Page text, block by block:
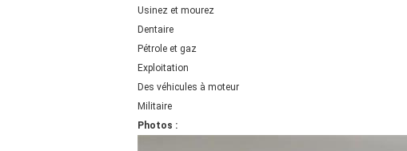
Usinez et mourez
Dentaire
Pétrole et gaz
Exploitation
Des véhicules à moteur
Militaire
Photos :